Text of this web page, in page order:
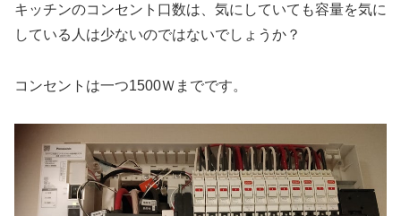
キッチンのコンセント口数は、気にしていても容量を気に
している人は少ないのではないでしょうか？
コンセントは一つ1500Ｗまでです。